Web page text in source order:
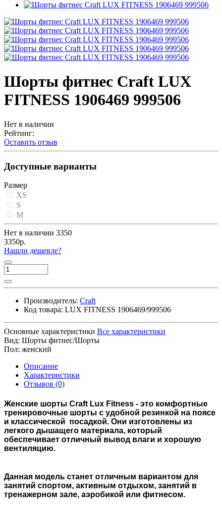
Шорты фитнес Craft LUX
FITNESS 1906469 999506
Нет в наличии
Рейтинг:
Оставить отзыв
Доступные варианты
Размер
XS
S
M
Нет в наличии 3350
3350р.
Нашли дешевле?
Производитель: Craft
Код товара: LUX FITNESS 1906469/999506
Основные характеристики Все характеристики
Вид: Шорты фитнес/Шорты
Пол: женский
Описание
Характеристики
Отзывов (0)
Женские шорты Craft Lux Fitness - это комфортные
тренировочные шорты с удобной резинкой на поясе
и классической посадкой. Они изготовлены из
легкого дышащего материала, который
обеспечивает отличный вывод влаги и хорошую
вентиляцию.
Данная модель станет отличным вариантом для
занятий спортом, активным отдыхом, занятий в
тренажерном зале, аэробикой или фитнесом.